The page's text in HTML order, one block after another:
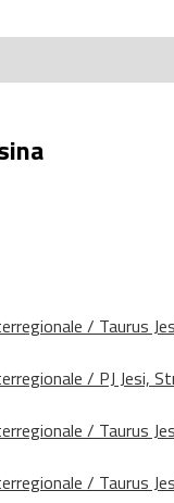
/ Taurus
/ PJ Jesi,
/ Taurus
/ Taurus